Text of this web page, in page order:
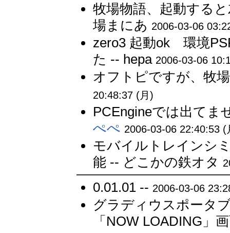
牧場物語、起動する
場まにあ 2006-03-06
zero3 起動ok 環境
た -- hepa 2006-03-06
オフトピですが、牧
20:48:37 (月)
PCEngineでは出て
ぺぺ 2006-03-06 22:40:53 (
モバイルトレインシ
能 -- どこかの鉄オタ
0.01.01 -- 2006-03-06
グラディウスポータ
「NOW LOADING」